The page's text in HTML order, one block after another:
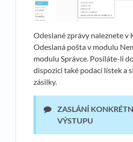
Odeslané zprávy naleznete v
Odeslaná pošta v modulu
modulu Správce. Posíláte-li
dispozici také podací lístek a
zásilky.
ZASLÁNÍ
VÝSTUPU